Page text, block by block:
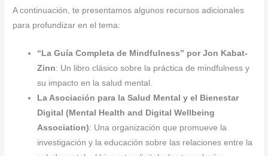
A continuación, te presentamos algunos recursos adicionales
para profundizar en el tema:
“La Guía Completa de Mindfulness” por Jon Kabat-
Zinn: Un libro clásico sobre la práctica de mindfulness y
su impacto en la salud mental.
La Asociación para la Salud Mental y el Bienestar
Digital (Mental Health and Digital Wellbeing
Association): Una organización que promueve la
investigación y la educación sobre las relaciones entre la